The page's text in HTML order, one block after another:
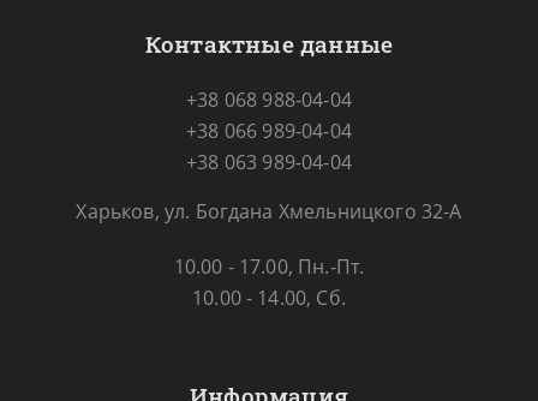
Контактные данные
+38 068 988-04-04
+38 066 989-04-04
+38 063 989-04-04
Харьков, ул. Богдана Хмельницкого 32-А
10.00 - 17.00, Пн.-Пт.
10.00 - 14.00, Сб.